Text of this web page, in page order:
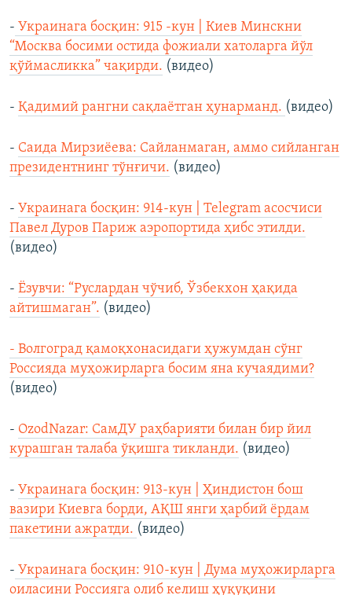
- Украинага босқин: 915 -кун | Киев Минскни
“Москва босими остида фожиали хатоларга йўл
қўймасликка” чақирди. (видео)
- Қадимий рангни сақлаётган ҳунарманд. (видео)
- Саида Мирзиёева: Сайланмаган, аммо сийланган
президентнинг тўнғичи. (видео)
- Украинага босқин: 914-кун | Telegram асосчиси
Павел Дуров Париж аэропортида ҳибс этилди.
(видео)
- Ёзувчи: “Руслардан чўчиб, Ўзбекхон ҳақида
айтишмаган”. (видео)
- Волгоград қамоқхонасидаги ҳужумдан сўнг
Россияда муҳожирларга босим яна кучаядими?
(видео)
- OzodNazar: СамДУ раҳбарияти билан бир йил
курашган талаба ўқишга тикланди. (видео)
- Украинага босқин: 913-кун | Ҳиндистон бош
вазири Киевга борди, АҚШ янги ҳарбий ёрдам
пакетини ажратди. (видео)
- Украинага босқин: 910-кун | Дума муҳожирларга
оиласини Россияга олиб келиш ҳуқуқини